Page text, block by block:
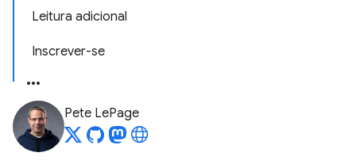
Leitura adicional
Inscrever-se
Pete LePage